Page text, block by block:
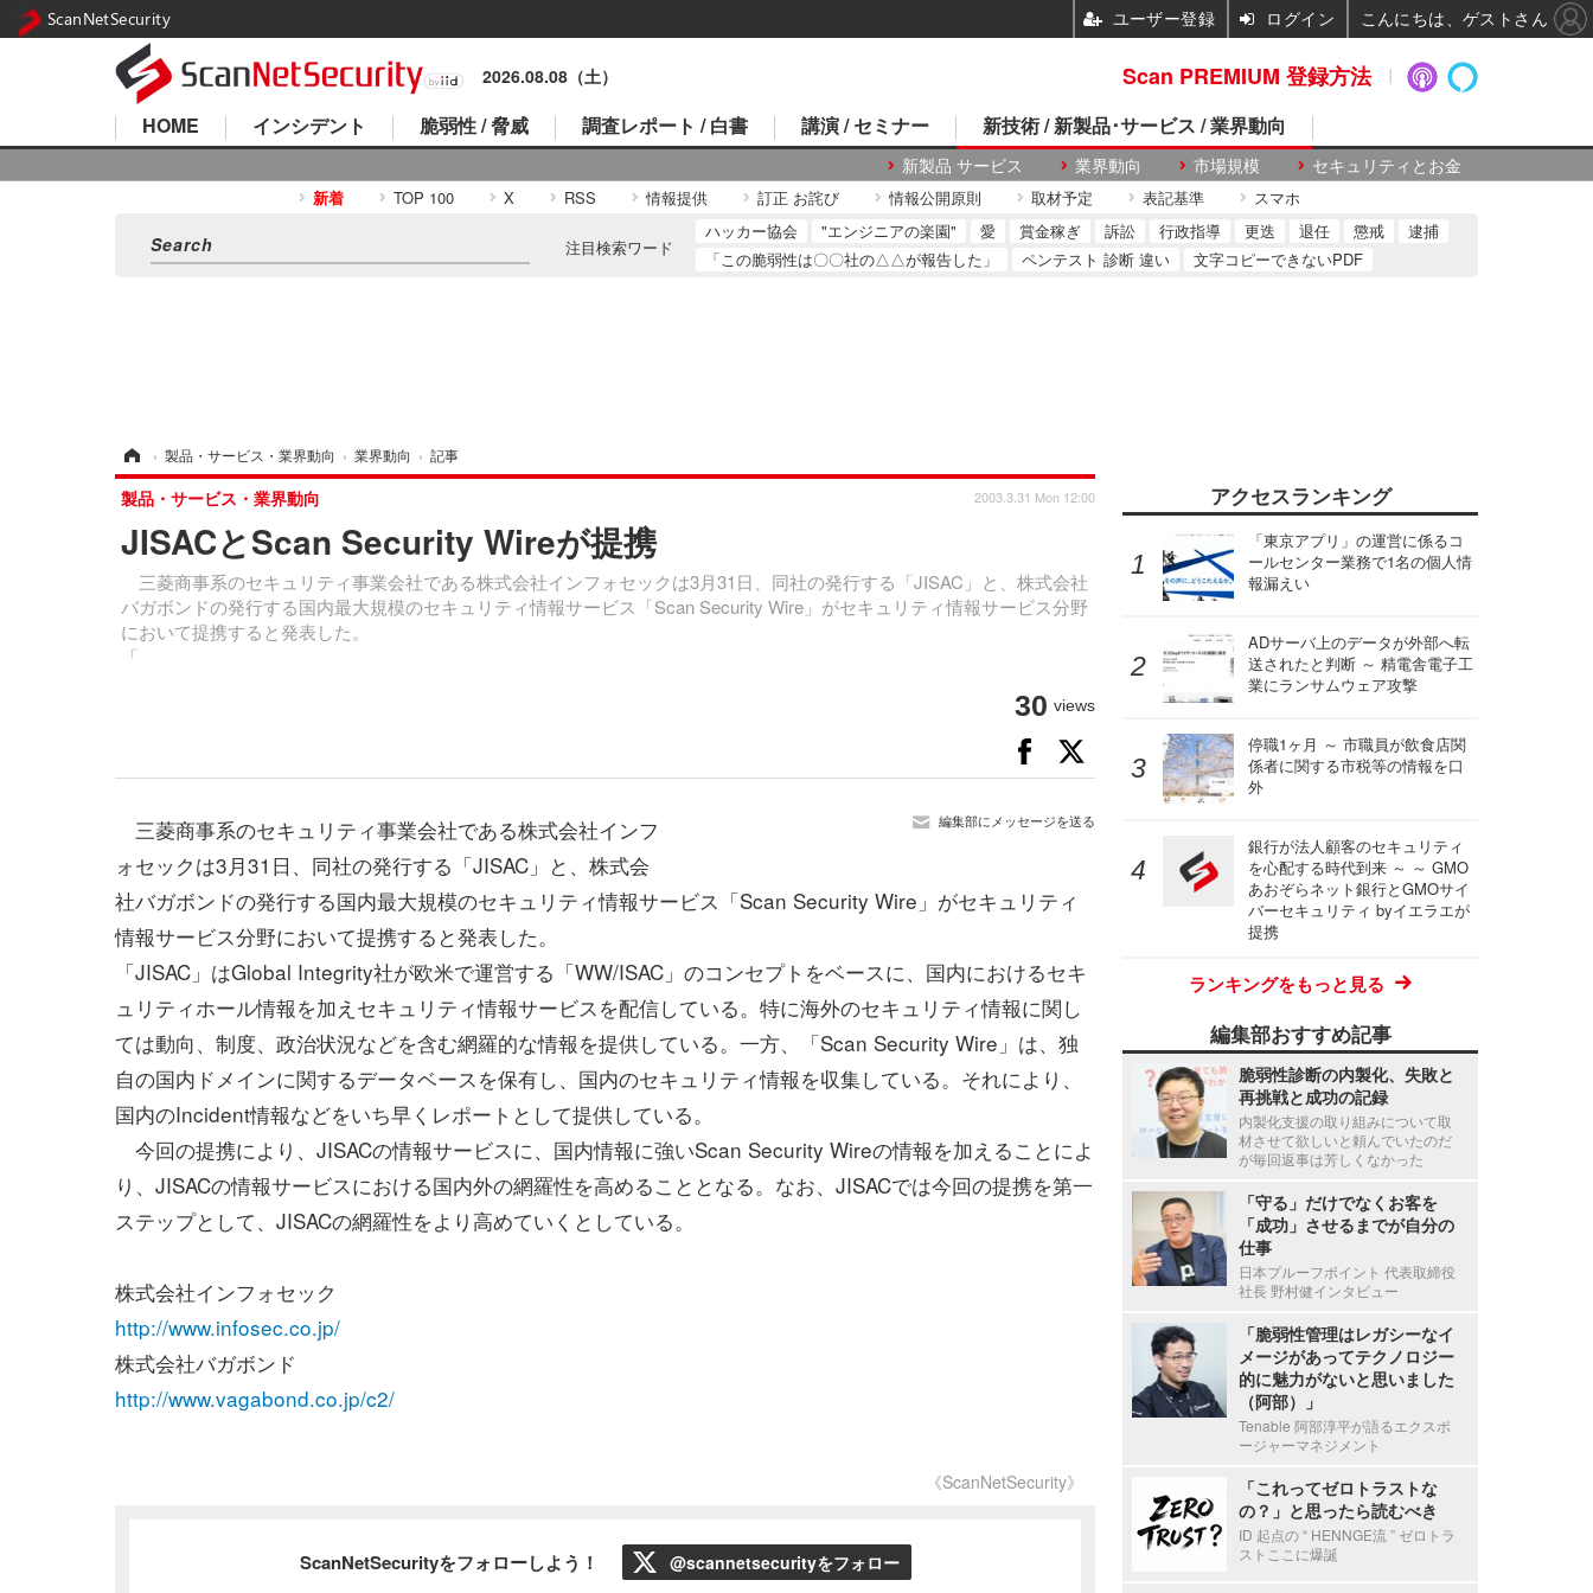
2026.08.08（土）
HOME インシデント 脆弱性 / 脅威 調査レポート / 白書 講演 / セミナー 新技術 / 新製品･サービス / 業界動向
新製品 サービス 業界動向 市場規模 セキュリティとお金
新着 TOP 100 X RSS 情報提供 訂正 お詫び 情報公開原則 取材予定 表記基準 スマホ
注目検索ワード
ハッカー協会 "エンジニアの楽園" 愛 賞金稼ぎ 訴訟 行政指導 更迭 退任 懲戒
逮捕
「この脆弱性は〇〇社の△△が報告した」
ペンテスト 診断 違い 文字コピーできないPDF
› 製品・サービス・業界動向 › 業界動向 › 記事
JISACとScan Security Wireが提携
三菱商事系のセキュリティ事業会社である株式会社インフォセックは3月31日、同社の発行する「JISAC」と、株式会社
バガボンドの発行する国内最大規模のセキュリティ情報サービス「Scan Security Wire」がセキュリティ情報サービス分野
において提携すると発表した。
「
製品・サービス・業界動向 2003.3.31 Mon 12:00
30 views
編集部にメッセージを送る
三菱商事系のセキュリティ事業会社である株式会社インフ
ォセックは3月31日、同社の発行する「JISAC」と、株式会
社バガボンドの発行する国内最大規模のセキュリティ情報サービス「Scan Security Wire」がセキュリティ
情報サービス分野において提携すると発表した。
「JISAC」はGlobal Integrity社が欧米で運営する「WW/ISAC」のコンセプトをベースに、国内におけるセキ
ュリティホール情報を加えセキュリティ情報サービスを配信している。特に海外のセキュリティ情報に関し
ては動向、制度、政治状況などを含む網羅的な情報を提供している。一方、「Scan Security Wire」は、独
自の国内ドメインに関するデータベースを保有し、国内のセキュリティ情報を収集している。それにより、
国内のIncident情報などをいち早くレポートとして提供している。
今回の提携により、JISACの情報サービスに、国内情報に強いScan Security Wireの情報を加えることによ
り、JISACの情報サービスにおける国内外の網羅性を高めることとなる。なお、JISACでは今回の提携を第一
ステップとして、JISACの網羅性をより高めていくとしている。
株式会社インフォセック
http://www.infosec.co.jp/
株式会社バガボンド
http://www.vagabond.co.jp/c2/
《ScanNetSecurity》
ScanNetSecurityをフォローしよう！ @scannetsecurityをフォロー
アクセスランキング
「東京アプリ」の運営に係るコ
ールセンター業務で1名の個人情
報漏えい
ADサーバ上のデータが外部へ転
送されたと判断 ～ 精電舎電子工
業にランサムウェア攻撃
停職1ヶ月 ～ 市職員が飲食店関
係者に関する市税等の情報を口
外
銀行が法人顧客のセキュリティ
を心配する時代到来 ～ ～ GMO
あおぞらネット銀行とGMOサイ
バーセキュリティ byイエラエが
提携
ランキングをもっと見る
編集部おすすめ記事
脆弱性診断の内製化、失敗と
再挑戦と成功の記録
内製化支援の取り組みについて取
材させて欲しいと頼んでいたのだ
が毎回返事は芳しくなかった
「守る」だけでなくお客を
「成功」させるまでが自分の
仕事
日本プルーフポイント 代表取締役
社長 野村健インタビュー
「脆弱性管理はレガシーなイ
メージがあってテクノロジー
的に魅力がないと思いました
（阿部）」
Tenable 阿部淳平が語るエクスポ
ージャーマネジメント
「これってゼロトラストな
の？」と思ったら読むべき
ID 起点の “ HENNGE流 ” ゼロトラ
ストここに爆誕
Scan PREMIUM 登録方法
ScanNetSecurity ユーザー登録 ログイン こんにちは、ゲストさん